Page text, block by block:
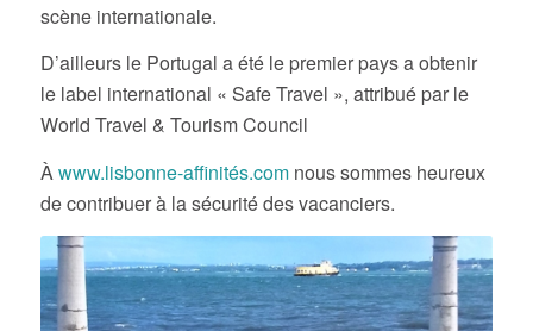
scène internationale.
D’ailleurs le Portugal a été le premier pays a obtenir
le label international « Safe Travel », attribué par le
World Travel & Tourism Council
Àwww.lisbonne-affinités.comnous sommes heureux
de contribuer à la sécurité des vacanciers.